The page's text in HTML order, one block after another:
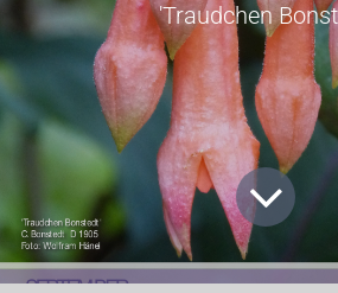
'Traudchen